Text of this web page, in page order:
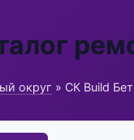
округ » СК Build